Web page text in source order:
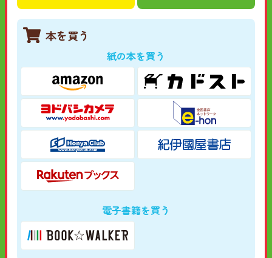
本を買う
紙の本を買う
電子書籍を買う